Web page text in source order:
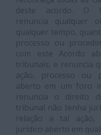
deste acordo. O
renuncia qualquer
qualquer tempo,
processo ou
com este Acordo
tribunais, e renuncia
ação, processo ou
aberto em um foro
renuncia o direito
tribunal não tenha
relação a tal ação,
jurídico aberto em